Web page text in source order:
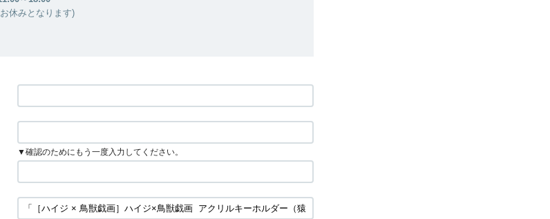
休みとなります)
▼確認のためにもう一度入力してください。